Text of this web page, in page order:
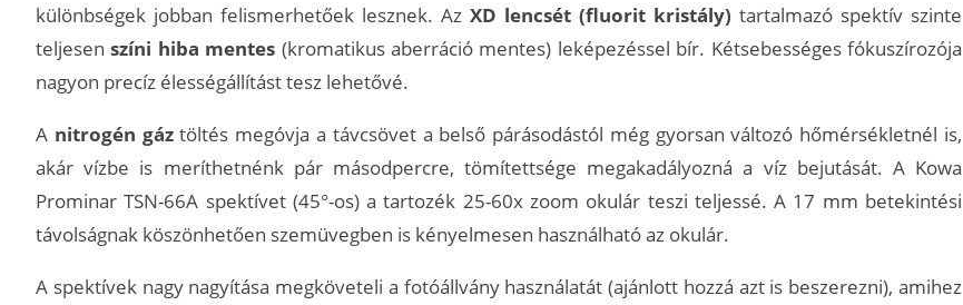
különbségek jobban felismerhetőek lesznek. Az XD lencsét (fluorit kristály) tartalmazó spektív szinte
teljesenszíni hiba mentes (kromatikus aberráció mentes) leképezéssel bír. Kétsebességes fókuszírozója
nagyon precíz élességállítást tesz lehetővé.
A nitrogén gáztöltés megóvja a távcsövet a belső párásodástól még gyorsan változó hőmérsékletnél is,
akár vízbe is meríthetnénk pár másodpercre, tömítettsége megakadályozná a víz bejutását. A Kowa
Prominar TSN-66A spektívet (45°-os) a tartozék 25-60x zoom okulár teszi teljessé. A 17 mm betekintési
távolságnak köszönhetően szemüvegben is kényelmesen használható az okulár.
A spektívek nagy nagyítása megköveteli a fotóállvány használatát (ajánlott hozzá azt is beszerezni), amihez